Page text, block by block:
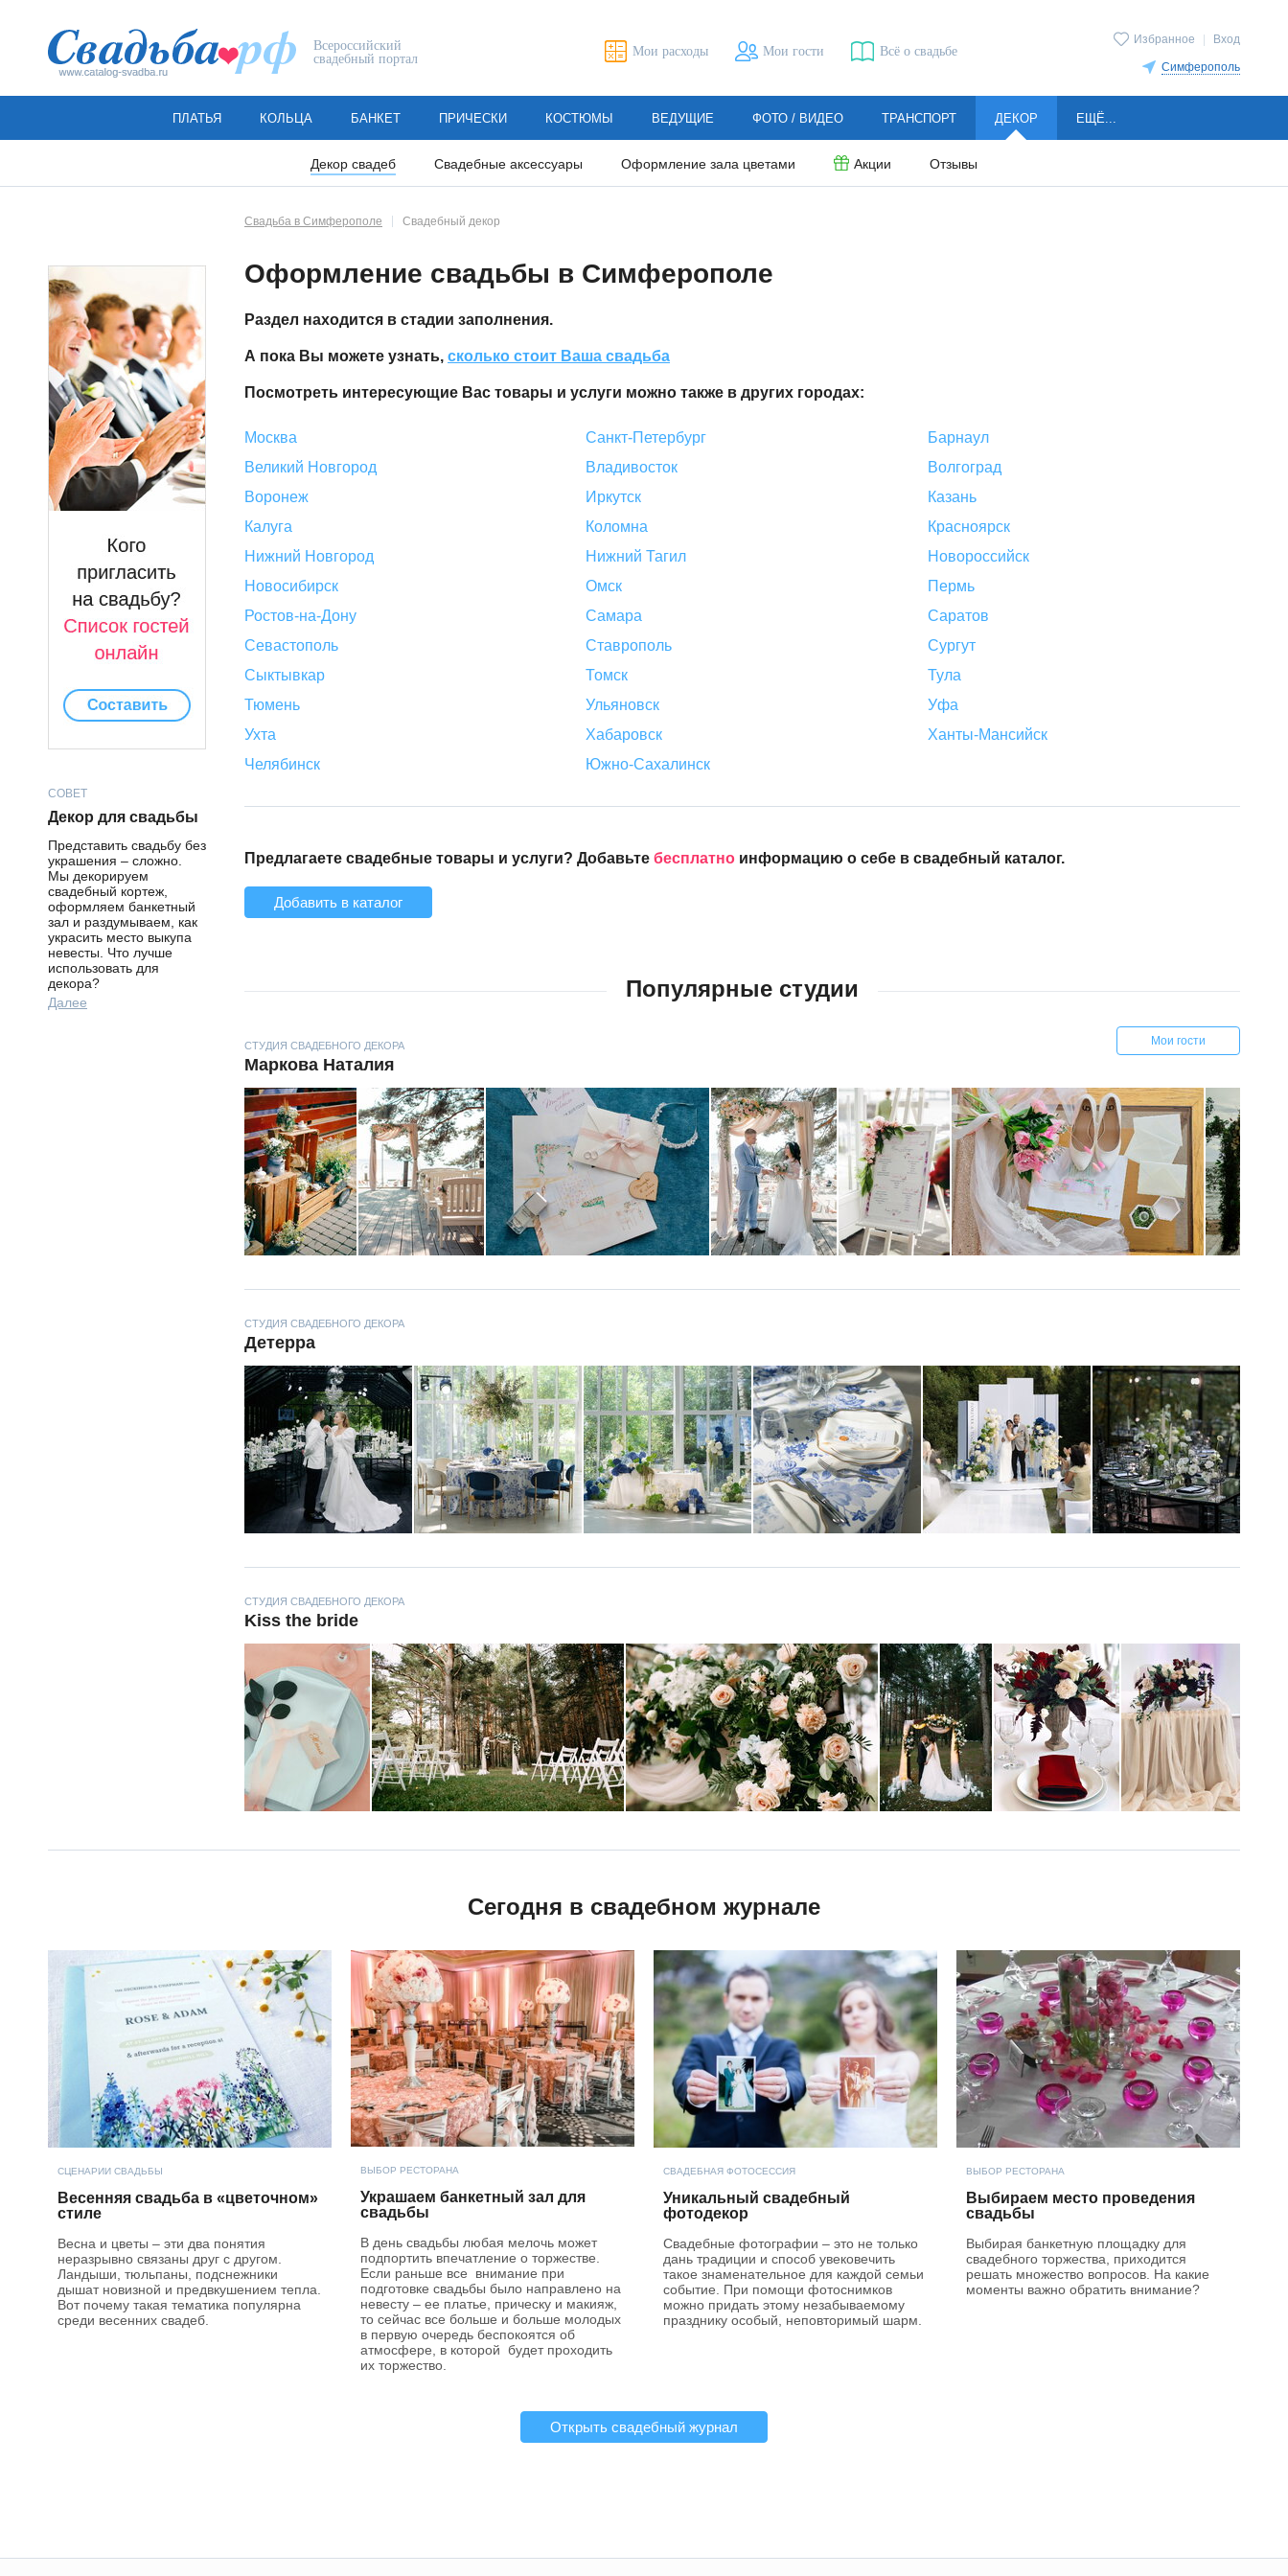
Всероссийский
свадебный портал
Избранное Вход
Симферополь
Мои расходы Мои гости Всё о свадьбе
ПЛАТЬЯ КОЛЬЦА БАНКЕТ ПРИЧЕСКИ КОСТЮМЫ ВЕДУЩИЕ ФОТО / ВИДЕО ТРАНСПОРТ ДЕКОР
Декор свадеб Свадебные аксессуары Оформление зала цветами Акции Отзывы
ЕЩЁ...
СОВЕТ
Декор для свадьбы
Представить свадьбу без
украшения – сложно.
Мы декорируем
свадебный кортеж,
оформляем банкетный
зал и раздумываем, как
украсить место выкупа
невесты. Что лучше
использовать для
декора?
Далее
Свадьба в Симферополе Свадебный декор
Оформление свадьбы в Симферополе
Раздел находится в стадии заполнения.
А пока Вы можете узнать, сколько стоит Ваша свадьба
Посмотреть интересующие Вас товары и услуги можно также в других городах:
Москва Санкт-Петербург
Барнаул
Великий Новгород
Владивосток
Волгоград
Воронеж
Иркутск
Казань
Калуга
Коломна
Красноярск
Нижний Новгород
Нижний Тагил
Новороссийск
Новосибирск
Омск
Пермь
Ростов-на-Дону
Самара
Саратов
Севастополь
Ставрополь
Сургут
Сыктывкар
Томск
Тула
Тюмень
Ульяновск
Уфа
Ухта
Хабаровск
Ханты-Мансийск
Челябинск
Южно-Сахалинск
Предлагаете свадебные товары и услуги? Добавьте бесплатно информацию о себе в свадебный каталог.
Добавить в каталог
Популярные студии
Мои гости
СТУДИЯ СВАДЕБНОГО ДЕКОРА
Маркова Наталия
СТУДИЯ СВАДЕБНОГО ДЕКОРА
Детерра
СТУДИЯ СВАДЕБНОГО ДЕКОРА
Kiss the bride
Сегодня в свадебном журнале
СЦЕНАРИИ СВАДЬБЫ
Весенняя свадьба в «цветочном»
стиле
Весна и цветы – эти два понятия
неразрывно связаны друг с другом.
Ландыши, тюльпаны, подснежники
дышат новизной и предвкушением тепла.
Вот почему такая тематика популярна
среди весенних свадеб.
ВЫБОР РЕСТОРАНА
Украшаем банкетный зал для
свадьбы
В день свадьбы любая мелочь может
подпортить впечатление о торжестве.
Если раньше все внимание при
подготовке свадьбы было направлено на
невесту – ее платье, прическу и макияж,
то сейчас все больше и больше молодых
в первую очередь беспокоятся об
атмосфере, в которой будет проходить
их торжество.
СВАДЕБНАЯ ФОТОСЕССИЯ
Уникальный свадебный
фотодекор
Свадебные фотографии – это не только
дань традиции и способ увековечить
такое знаменательное для каждой семьи
событие. При помощи фотоснимков
можно придать этому незабываемому
празднику особый, неповторимый шарм.
ВЫБОР РЕСТОРАНА
Выбираем место проведения
свадьбы
Выбирая банкетную площадку для
свадебного торжества, приходится
решать множество вопросов. На какие
моменты важно обратить внимание?
Открыть свадебный журнал